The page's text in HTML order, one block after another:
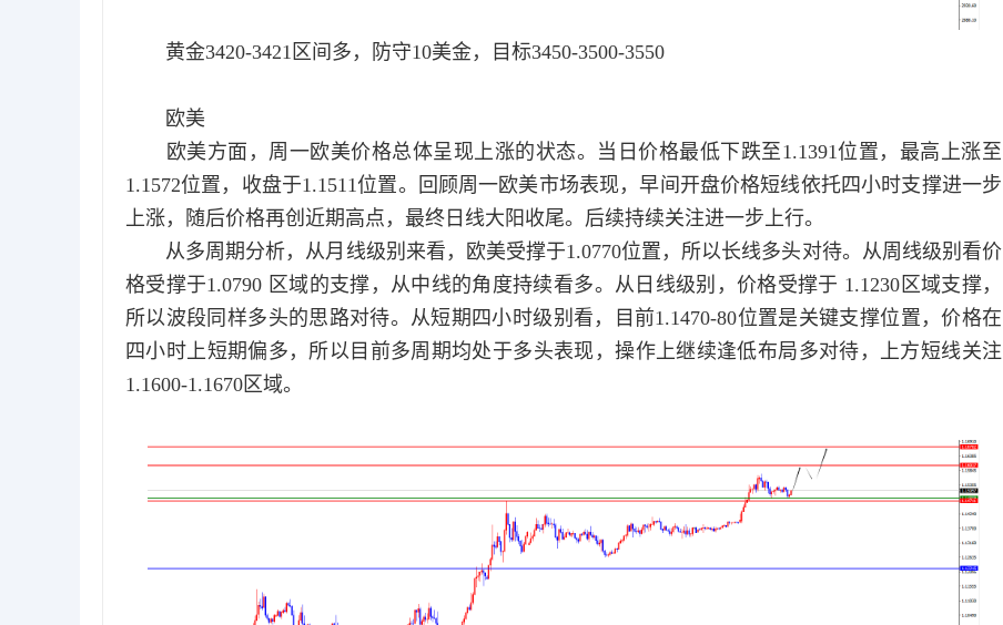
黄金3420-3421区间多，防守10美金，目标3450-3500-3550
欧美
欧美方面，周一欧美价格总体呈现上涨的状态。当日价格最低下跌至1.1391位置，最高上涨至
1.1572位置，收盘于1.1511位置。回顾周一欧美市场表现，早间开盘价格短线依托四小时支撑进一步
上涨，随后价格再创近期高点，最终日线大阳收尾。后续持续关注进一步上行。
从多周期分析，从月线级别来看，欧美受撑于1.0770位置，所以长线多头对待。从周线级别看价
格受撑于1.0790 区域的支撑，从中线的角度持续看多。从日线级别，价格受撑于 1.1230区域支撑，
所以波段同样多头的思路对待。从短期四小时级别看，目前1.1470-80位置是关键支撑位置，价格在
四小时上短期偏多，所以目前多周期均处于多头表现，操作上继续逢低布局多对待，上方短线关注
1.1600-1.1670区域。